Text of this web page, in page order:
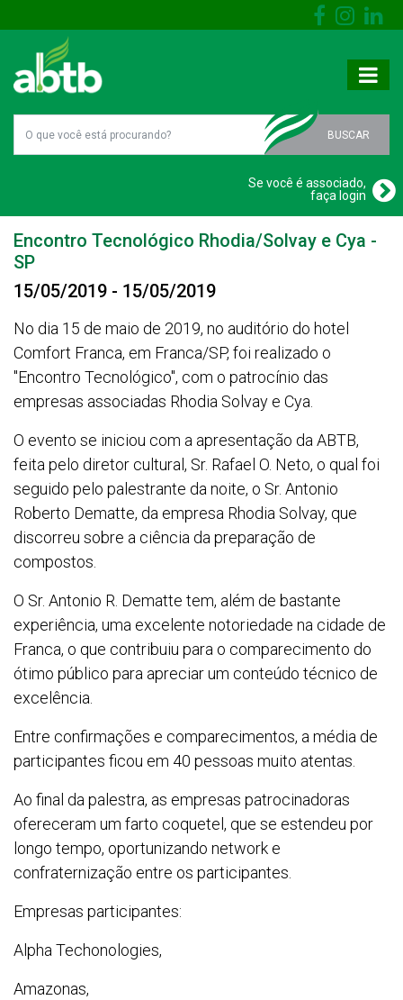
BUSCAR
Se você é associado,
faça login
Encontro Tecnológico Rhodia/Solvay e Cya -
SP
15/05/2019 - 15/05/2019
No dia 15 de maio de 2019, no auditório do hotel
Comfort Franca, em Franca/SP, foi realizado o
"Encontro Tecnológico", com o patrocínio das
empresas associadas Rhodia Solvay e Cya.
O evento se iniciou com a apresentação da ABTB,
feita pelo diretor cultural, Sr. Rafael O. Neto, o qual foi
seguido pelo palestrante da noite, o Sr. Antonio
Roberto Dematte, da empresa Rhodia Solvay, que
discorreu sobre a ciência da preparação de
compostos.
O Sr. Antonio R. Dematte tem, além de bastante
experiência, uma excelente notoriedade na cidade de
Franca, o que contribuiu para o comparecimento do
ótimo público para apreciar um conteúdo técnico de
excelência.
Entre confirmações e comparecimentos, a média de
participantes ficou em 40 pessoas muito atentas.
Ao final da palestra, as empresas patrocinadoras
ofereceram um farto coquetel, que se estendeu por
longo tempo, oportunizando network e
confraternização entre os participantes.
Empresas participantes:
Alpha Techonologies,
Amazonas,